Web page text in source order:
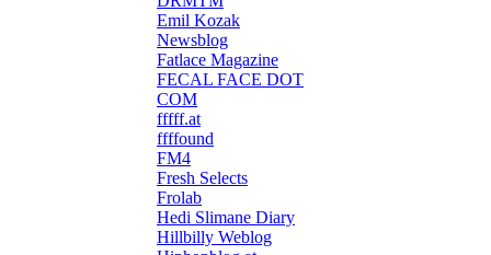
Emil Kozak
Newsblog
Fatlace Magazine
FECAL FACE DOT
COM
fffff.at
ffffound
FM4
Fresh Selects
Frolab
Hedi Slimane Diary
Hillbilly Weblog